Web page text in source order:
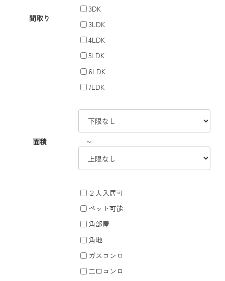
間取り
3DK
3LDK
4LDK
5LDK
6LDK
7LDK
面積 ～
２人入居可
ペット可能
角部屋
角地
ガスコンロ
二口コンロ